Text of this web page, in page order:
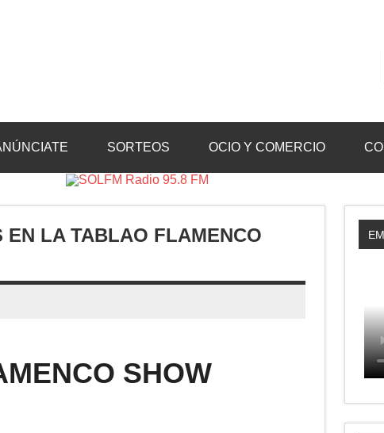
SORTEOS OCIO Y COMERCIO
EN LA TABLAO FLAMENCO
SHOW